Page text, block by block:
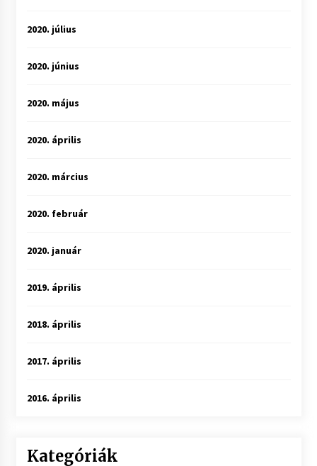
2020. július
2020. június
2020. május
2020. április
2020. március
2020. február
2020. január
2019. április
2018. április
2017. április
2016. április
Kategóriák